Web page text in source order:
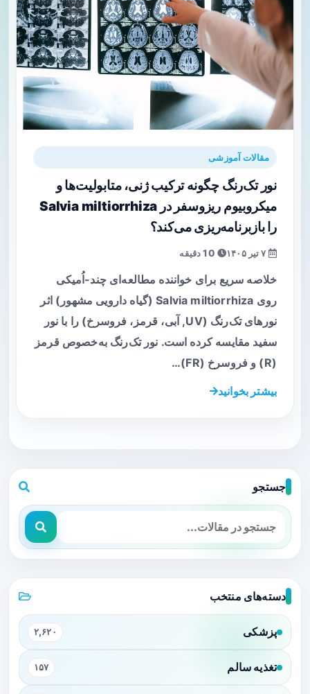
مقالات آموزشی
نور تک‌رنگ چگونه ترکیب ژنی، متابولیت‌ها و
میکروبیوم ریزوسفر در Salvia miltiorrhiza
را بازبرنامه‌ریزی می‌کند؟
خلاصه سریع برای خواننده مطالعه‌ای چند-اُمیکی
روی Salvia miltiorrhiza (گیاه دارویی مشهور) اثر
نورهای تک‌رنگ (UV, آبی، قرمز، فروسرخ) را با نور
سفید مقایسه کرده است. نور تک‌رنگ به‌خصوص قرمز
(R) و فروسرخ (FR)…
بیشتر بخوانید
جستجو
دسته‌های منتخب
پزشکی ۲,۶۲۰
تغذیه سالم ۱۵۷